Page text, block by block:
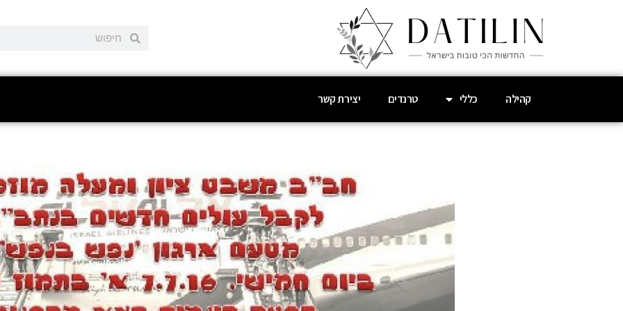
קהילה כללי טרנדים יצירת קשר